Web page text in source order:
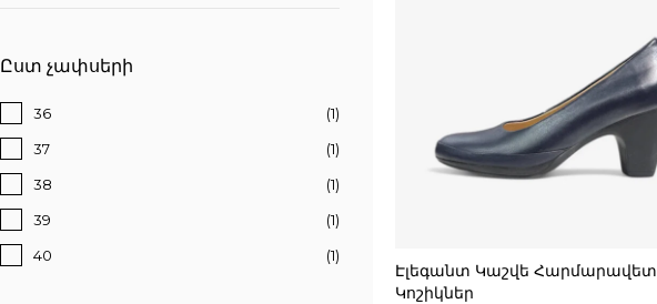
Ըստ չափսերի
36
(1)
37
(1)
38
(1)
39
(1)
40
(1)
Էլեգանտ Կաշվե Հարմարավետ
Կոշիկներ